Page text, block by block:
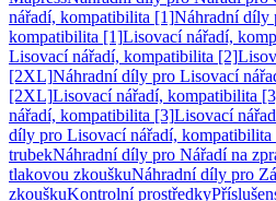
nářadí, kompatibilita [1]Náhradní díly
kompatibilita [1]Lisovací nářadí,
Lisovací nářadí, kompatibilita [2]
[2XL]Náhradní díly pro Lisovací
[2XL]Lisovací nářadí, kompatibilita
nářadí, kompatibilita [3]Lisovací
díly pro Lisovací nářadí,
trubekNáhradní díly pro Nářadí na
tlakovou zkouškuNáhradní díly pro
zkouškuKontrolní prostředky